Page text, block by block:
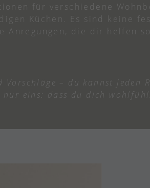
für verschiedene
Küchen. Es sind keine
Anregungen, die dir helfen
– du kannst jeden
nur eins: dass du dich